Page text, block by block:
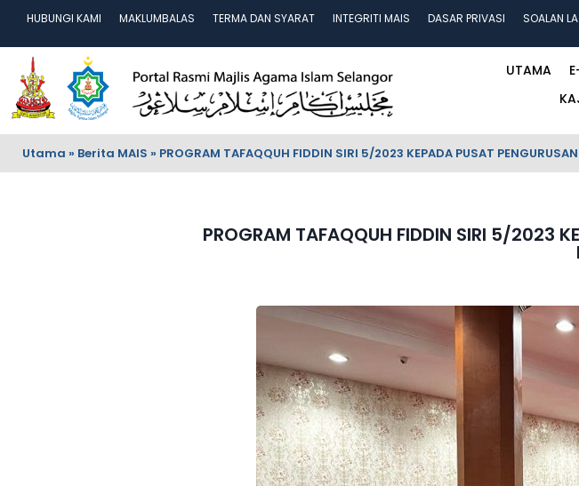
HUBUNGI KAMI MAKLUMBALAS TERMA DAN SYARAT INTEGRITI MAIS DASAR PRIVASI SOALAN
UTAMA
Utama » Berita MAIS » PROGRAM TAFAQQUH FIDDIN SIRI 5/2023 KEPADA PUSAT
PROGRAM TAFAQQUH FIDDIN SIRI 5/2023